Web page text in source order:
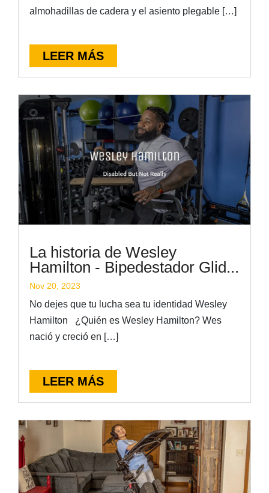
almohadillas de cadera y el asiento plegable […]
LEER MÁS
La historia de Wesley
Hamilton - Bipedestador Glid...
Nov 20, 2023
No dejes que tu lucha sea tu identidad Wesley
Hamilton ¿Quién es Wesley Hamilton? Wes
nació y creció en […]
LEER MÁS